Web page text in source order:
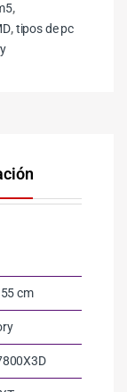
,
,tipos de pc
cm